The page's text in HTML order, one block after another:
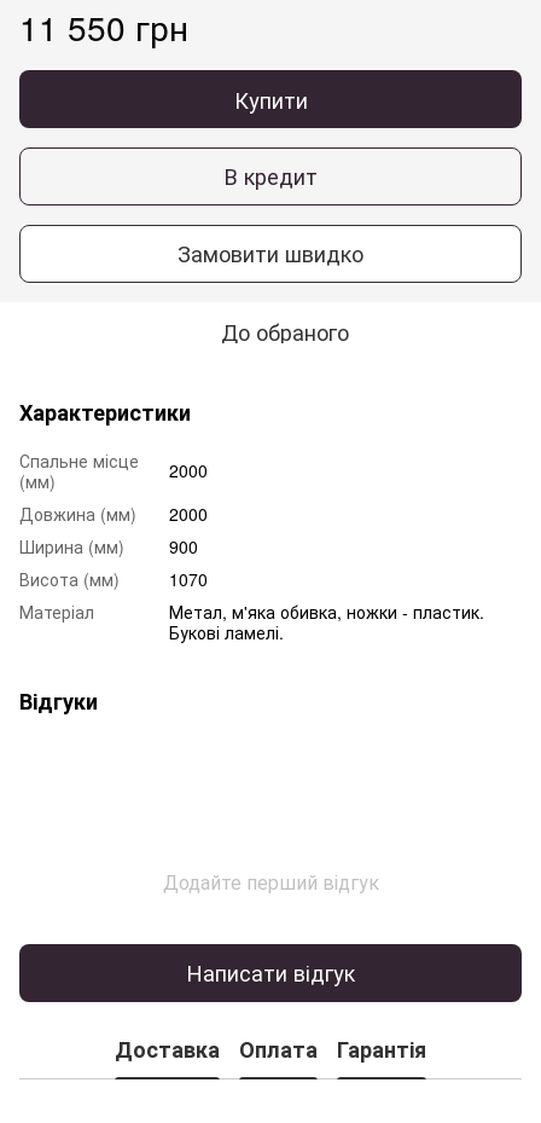
11 550 грн
Купити
В кредит
Замовити швидко
До обраного
Характеристики
Спальне місце
(мм)
2000
Довжина (мм)
2000
Ширина (мм)
900
Висота (мм)
1070
Матеріал
Метал, м'яка обивка, ножки - пластик.
Букові ламелі.
Відгуки
Додайте перший відгук
Написати відгук
Доставка Оплата Гарантія